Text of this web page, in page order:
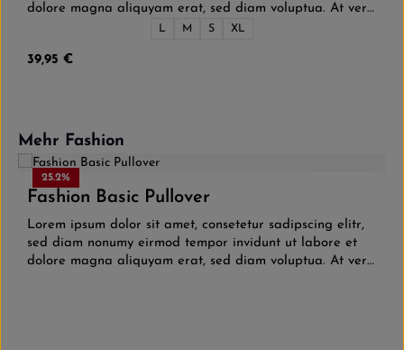
dolore magna aliquyam erat, sed diam voluptua. At vero
eos et accusam et justo duo dolores et ea rebum. Stet
ipsum dolor sit amet. Lorem ipsum dolor sit amet,
duo dolores et ea rebum. Stet clita kasd gubergren, no
sea takimata sanctus est Lorem ipsum dolor sit amet.
L M S XL
Regulärer Preis:
39,95 €
Produktgalerie überspringen
Mehr Fashion
25.2%
Fashion Basic Pullover
Lorem ipsum dolor sit amet, consetetur sadipscing elitr,
sed diam nonumy eirmod tempor invidunt ut labore et
dolore magna aliquyam erat, sed diam voluptua. At vero